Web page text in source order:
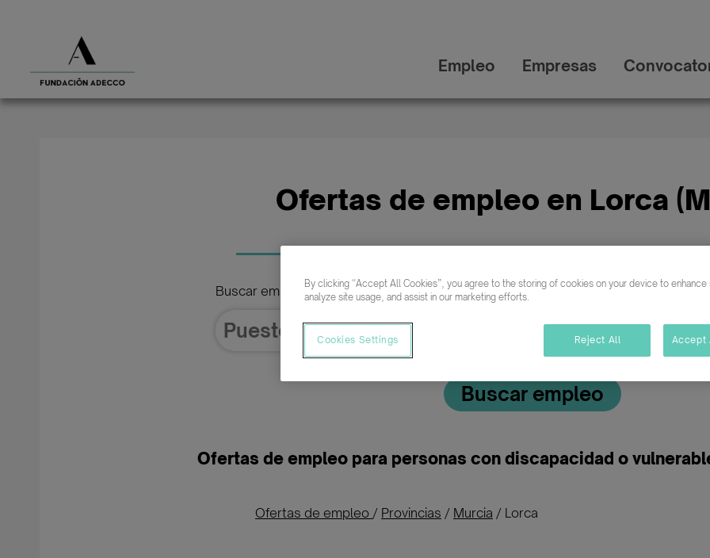
Empleo Empresas
Ofertas de empleo en Lorca
Buscar empleo de Buscar empleo en
Buscar empleo
Ofertas de empleo para personas con discapacidad o
Ofertas de empleo / Provincias / Murcia / Lorca
By clicking “Accept All Cookies”, you agree to the storing of cookies on your device to enhance
analyze site usage, and assist in our marketing efforts.
Cookies Settings Reject All Accept